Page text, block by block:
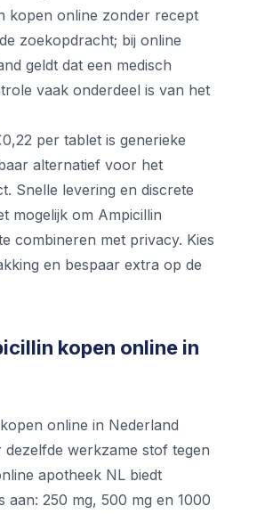
kopen online zonder recept
zoekopdracht; bij online
geldt dat een medisch
vaak onderdeel is van het
per tablet is generieke
alternatief voor het
Snelle levering en discrete
mogelijk om Ampicillin
combineren met privacy. Kies
en bespaar extra op de
kopen online in
online in Nederland
werkzame stof tegen
apotheek NL biedt
aan: 250 mg, 500 mg en 1000